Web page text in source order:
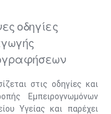
οδηγίες
στις οδηγίες και
Εμπειρογνωμόνων
Υγείας και παρέχει